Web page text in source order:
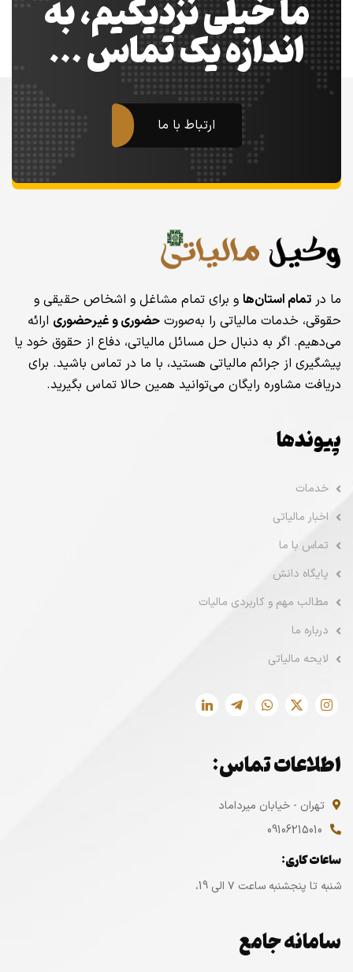
ما خیلی نزدیکیم، به
اندازه یک تماس …
ارتباط با ما
ما در تمام استان‌ها و برای تمام مشاغل و اشخاص حقیقی و
حقوقی، خدمات مالیاتی را به‌صورت حضوری و غیرحضوری ارائه
می‌دهیم. اگر به دنبال حل مسائل مالیاتی، دفاع از حقوق خود یا
پیشگیری از جرائم مالیاتی هستید، با ما در تماس باشید. برای
دریافت مشاوره رایگان می‌توانید همین حالا تماس بگیرید.
پیوندها
خدمات
اخبار مالیاتی
تماس با ما
پایگاه دانش
مطالب مهم و کاربردی مالیات
درباره ما
لایحه مالیاتی
اطلاعات تماس:
تهران - خیابان میرداماد
09106215010
ساعات کاری:
شنبه تا پنجشنبه ساعت ۷ الی 19،
سامانه جامع